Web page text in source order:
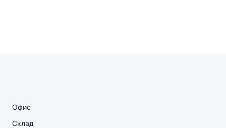
Офис
Склад